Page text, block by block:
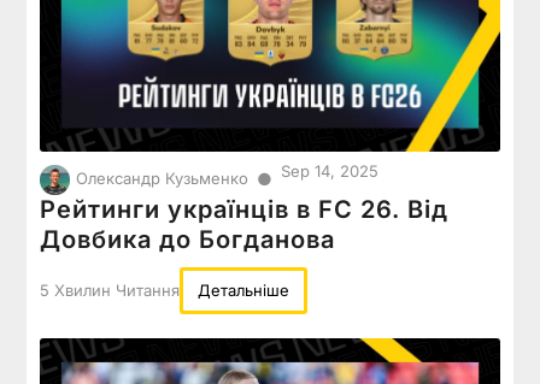
Олександр Кузьменко ● Sep 14, 2025
Рейтинги українців в FC 26. Від
Довбика до Богданова
5 Хвилин Читання Детальніше